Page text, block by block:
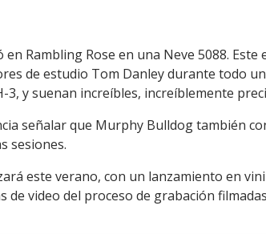
en Rambling Rose en una Neve 5088.
de estudio Tom Danley durante todo
3, y suenan increíbles, increíblemente
señalar que Murphy Bulldog también
sesiones.
este verano, con un lanzamiento en
de video del proceso de grabación